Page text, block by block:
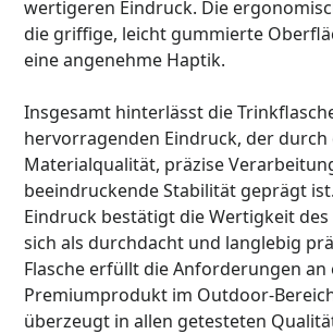
wertigeren Eindruck. Die
die griffige, leicht gummierte
eine angenehme Haptik.
Insgesamt hinterlässt die
hervorragenden Eindruck, der durch
Materialqualität, präzise
beeindruckende Stabilität geprägt
Eindruck bestätigt die Wertigkeit
sich als durchdacht und langlebig
Flasche erfüllt die Anforderungen an
Premiumprodukt im Outdoor-
überzeugt in allen getesteten